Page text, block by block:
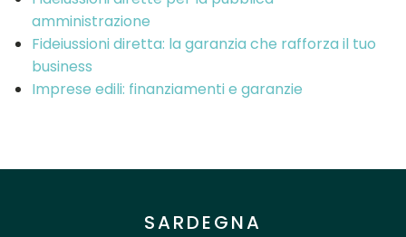
amministrazione
Fideiussioni diretta: la garanzia che rafforza il tuo
business
Imprese edili: finanziamenti e garanzie
SARDEGNA